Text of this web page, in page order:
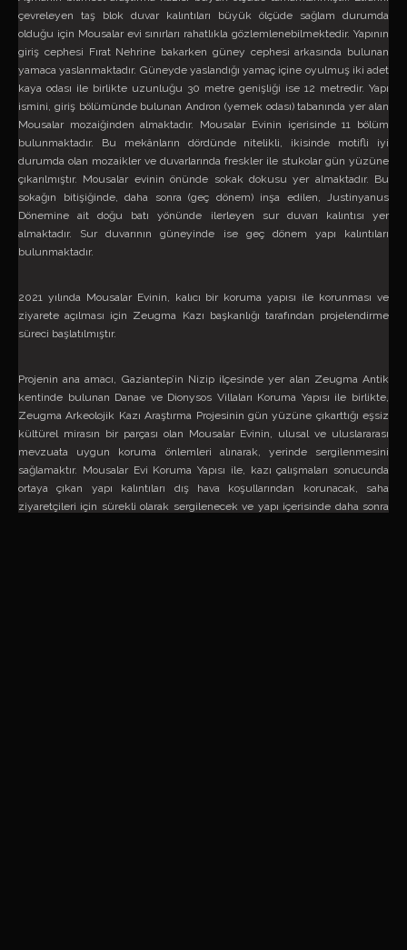
çevreleyen taş blok duvar kalıntıları büyük ölçüde sağlam durumda
olduğu için Mousalar evi sınırları rahatlıkla gözlemlenebilmektedir. Yapının
giriş cephesi Fırat Nehrine bakarken güney cephesi arkasında bulunan
yamaca yaslanmaktadır. Güneyde yaslandığı yamaç içine oyulmuş iki adet
kaya odası ile birlikte uzunluğu 30 metre genişliği ise 12 metredir. Yapı
ismini, giriş bölümünde bulunan Andron (yemek odası) tabanında yer alan
Mousalar mozaiğinden almaktadır. Mousalar Evinin içerisinde 11 bölüm
bulunmaktadır. Bu mekânların dördünde nitelikli, ikisinde motifli iyi
durumda olan mozaikler ve duvarlarında freskler ile stukolar gün yüzüne
çıkarılmıştır. Mousalar evinin önünde sokak dokusu yer almaktadır. Bu
sokağın bitişiğinde, daha sonra (geç dönem) inşa edilen, Justinyanus
Dönemine ait doğu batı yönünde ilerleyen sur duvarı kalıntısı yer
almaktadır. Sur duvarının güneyinde ise geç dönem yapı kalıntıları
bulunmaktadır.
2021 yılında Mousalar Evinin, kalıcı bir koruma yapısı ile korunması ve
ziyarete açılması için Zeugma Kazı başkanlığı tarafından projelendirme
süreci başlatılmıştır.
Projenin ana amacı, Gaziantep’in Nizip ilçesinde yer alan Zeugma Antik
kentinde bulunan Danae ve Dionysos Villaları Koruma Yapısı ile birlikte,
Zeugma Arkeolojik Kazı Araştırma Projesinin gün yüzüne çıkarttığı eşsiz
kültürel mirasın bir parçası olan Mousalar Evinin, ulusal ve uluslararası
mevzuata uygun koruma önlemleri alınarak, yerinde sergilenmesini
sağlamaktır. Mousalar Evi Koruma Yapısı ile, kazı çalışmaları sonucunda
ortaya çıkan yapı kalıntıları dış hava koşullarından korunacak, saha
ziyaretçileri için sürekli olarak sergilenecek ve yapı içerisinde daha sonra